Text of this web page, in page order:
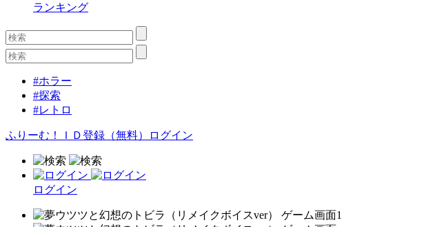
ランキング
#ホラー
#探索
#レトロ
ふりーむ！ＩＤ登録（無料） ログイン
ログイン